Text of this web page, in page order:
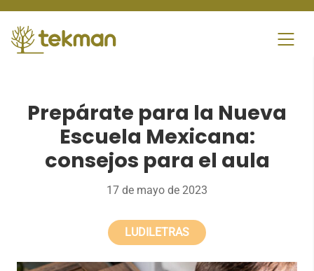
content
Prepárate para la Nueva
Escuela Mexicana:
consejos para el aula
17 de mayo de 2023
LUDILETRAS